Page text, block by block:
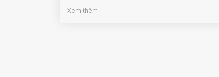
Xem thêm